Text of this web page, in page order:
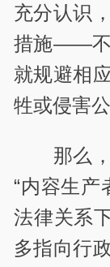
充分认识
措施——不
就规避相
牲或侵害
那么
“内容生产
法律关系
多指向行